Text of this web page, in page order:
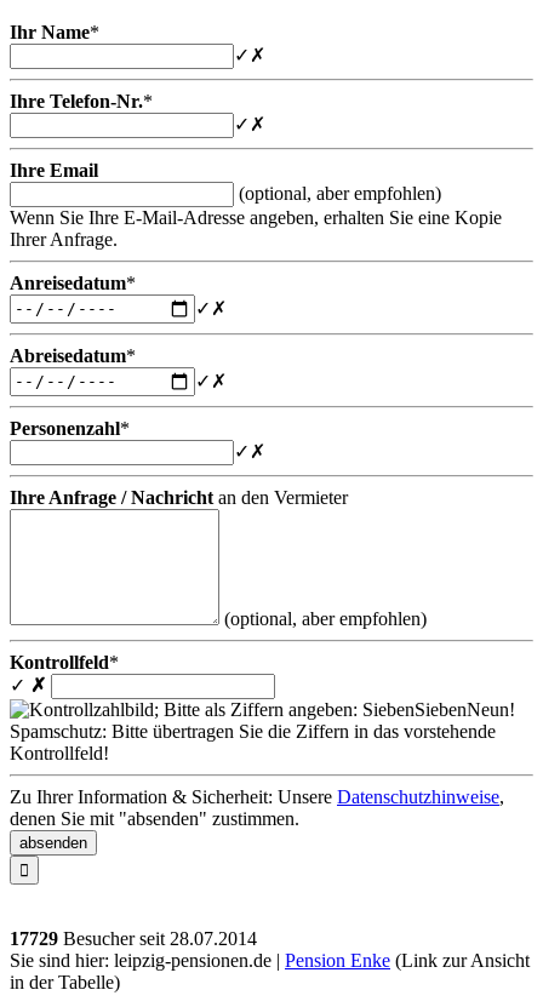
Ihr Name*
✓ ✗
Ihre Telefon-Nr.*
✓ ✗
Ihre Email
(optional, aber empfohlen)
Wenn Sie Ihre E-Mail-Adresse angeben, erhalten Sie eine Kopie
Ihrer Anfrage.
Anreisedatum*
✓ ✗
Abreisedatum*
✓ ✗
Personenzahl*
✓ ✗
Ihre Anfrage / Nachricht an den Vermieter
(optional, aber empfohlen)
Kontrollfeld*
✓ ✗
Spamschutz: Bitte übertragen Sie die Ziffern in das vorstehende
Kontrollfeld!
Zu Ihrer Information & Sicherheit: Unsere Datenschutzhinweise,
denen Sie mit "absenden" zustimmen.

17729 Besucher seit 28.07.2014
Sie sind hier: leipzig-pensionen.de | Pension Enke (Link zur Ansicht
in der Tabelle)